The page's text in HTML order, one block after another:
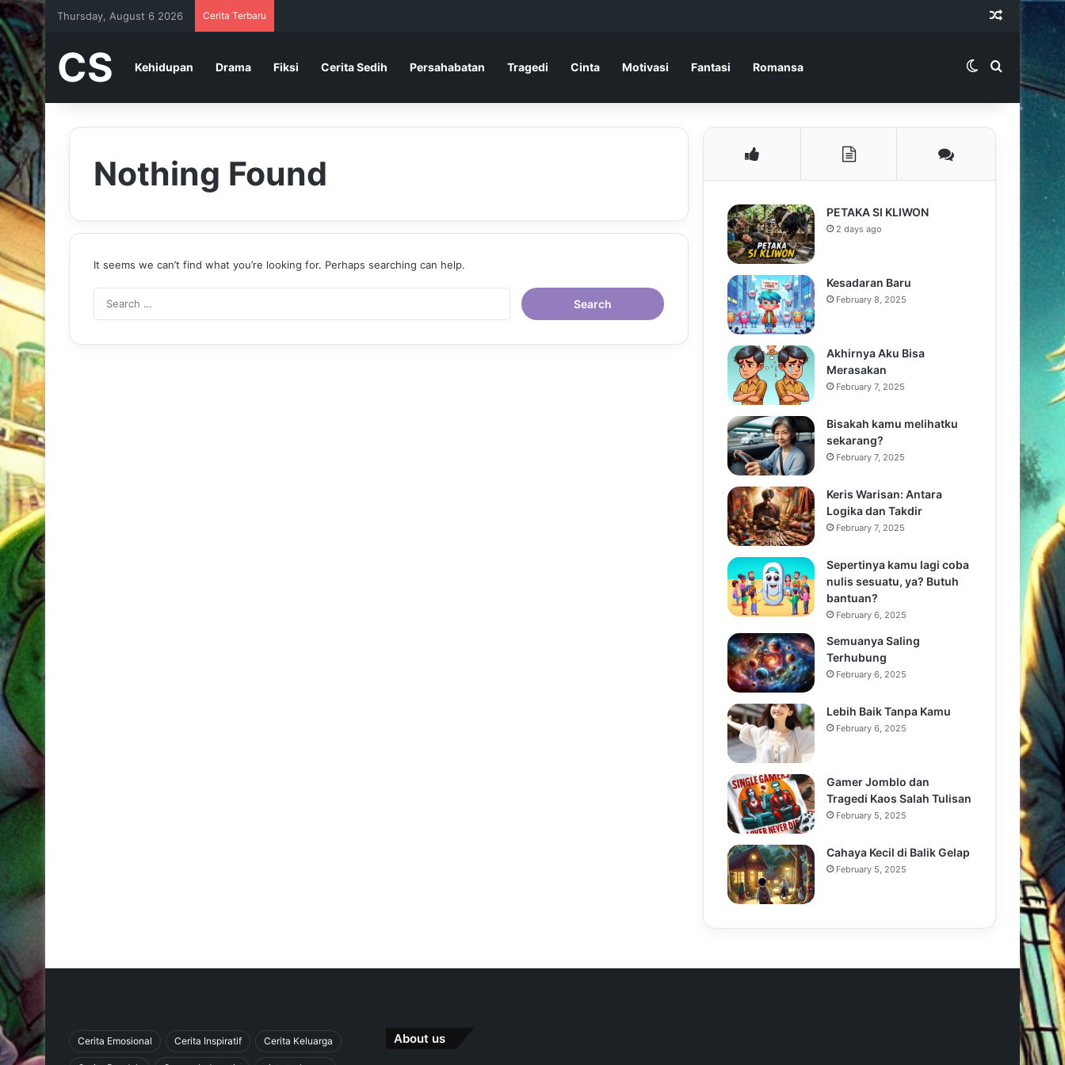
Thursday, August 6 2026 Cerita Terbaru Random
CS Kehidupan Drama Fiksi Cerita Sedih Persahabatan Tragedi Cinta Motivasi Fantasi Romansa Switch skin
Search for
Nothing Found
It seems we can’t find what you’re looking for. Perhaps searching can help.
Search
for:
PETAKA SI KLIWON
2 days ago
Kesadaran Baru
February 8, 2025
Akhirnya Aku Bisa
Merasakan
February 7, 2025
Bisakah kamu melihatku
sekarang?
February 7, 2025
Keris Warisan: Antara
Logika dan Takdir
February 7, 2025
Sepertinya kamu lagi coba
nulis sesuatu, ya? Butuh
bantuan?
February 6, 2025
Semuanya Saling
Terhubung
February 6, 2025
Lebih Baik Tanpa Kamu
February 6, 2025
Gamer Jomblo dan
Tragedi Kaos Salah Tulisan
February 5, 2025
Cahaya Kecil di Balik Gelap
February 5, 2025
Cerita Emosional Cerita Inspiratif Cerita Keluarga About us